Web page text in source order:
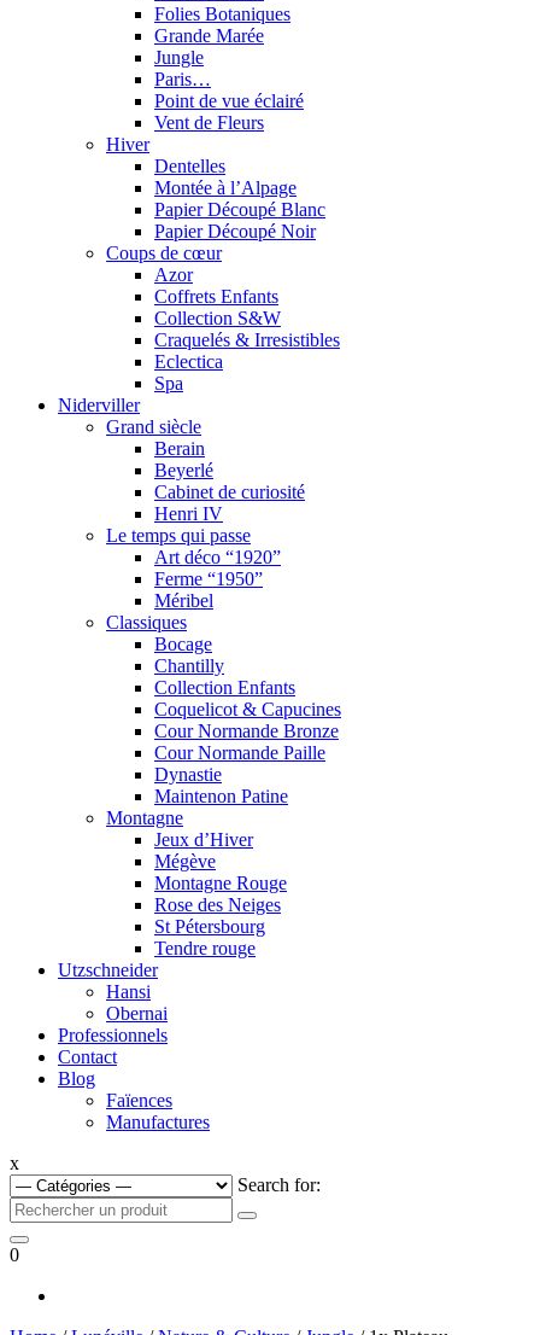
Folies Botaniques
Grande Marée
Jungle
Paris…
Point de vue éclairé
Vent de Fleurs
Hiver
Dentelles
Montée à l’Alpage
Papier Découpé Blanc
Papier Découpé Noir
Coups de cœur
Azor
Coffrets Enfants
Collection S&W
Craquelés & Irresistibles
Eclectica
Spa
Niderviller
Grand siècle
Berain
Beyerlé
Cabinet de curiosité
Henri IV
Le temps qui passe
Art déco “1920”
Ferme “1950”
Méribel
Classiques
Bocage
Chantilly
Collection Enfants
Coquelicot & Capucines
Cour Normande Bronze
Cour Normande Paille
Dynastie
Maintenon Patine
Montagne
Jeux d’Hiver
Mégève
Montagne Rouge
Rose des Neiges
St Pétersbourg
Tendre rouge
Utzschneider
Hansi
Obernai
Professionnels
Contact
Blog
Faïences
Manufactures
x
Search for:
0